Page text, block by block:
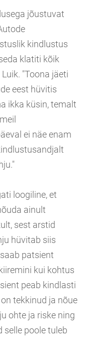
jõustuvat
kindlustus
klatiti kõik
"Toona jäeti
eest hüvitis
ikka küsin, temalt
ei näe enam
loogiline, et
ainult
sest arstid
hüvitab siis
patsient
kui kohtus
peab kindlasti
tekkinud ja nõue
ohte ja riske ning
selle poole tuleb